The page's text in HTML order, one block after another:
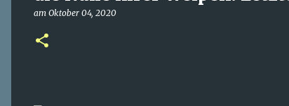
am Oktober 04, 2020